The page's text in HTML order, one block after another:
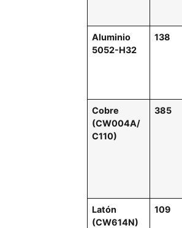
Aluminio
5052-H32
138
Cobre
(CW004A/
C110)
385
Latón
(CW614N)
109